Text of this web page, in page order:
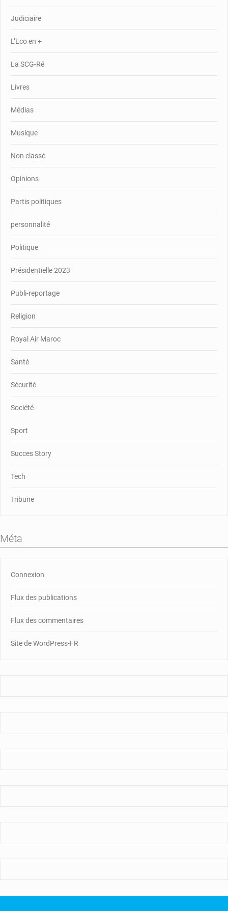
Judiciaire
L’Eco en +
La SCG-Ré
Livres
Médias
Musique
Non classé
Opinions
Partis politiques
personnalité
Politique
Présidentielle 2023
Publi-reportage
Religion
Royal Air Maroc
Santé
Sécurité
Société
Sport
Succes Story
Tech
Tribune
Méta
Connexion
Flux des publications
Flux des commentaires
Site de WordPress-FR